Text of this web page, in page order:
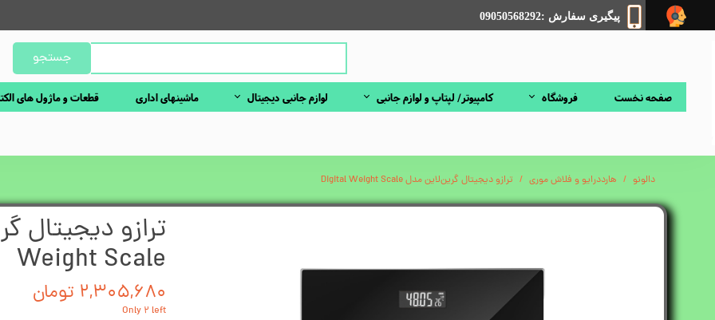
پیگیری سفارش :09050568292
جستجو
صفحه نخست فروشگاه کامپیوتر/ لپتاپ و لوازم جانبی لوازم جانبی دیجیتال ماشینهای اداری قطعات و ماژول های
دالونو هارددرایو و فلاش موری ترازو دیجیتال گرین‌لاین مدل Digital Weight Scale
Weight Scale
۲,۳۰۵,۶۸۰ تومان
Only ۲ left